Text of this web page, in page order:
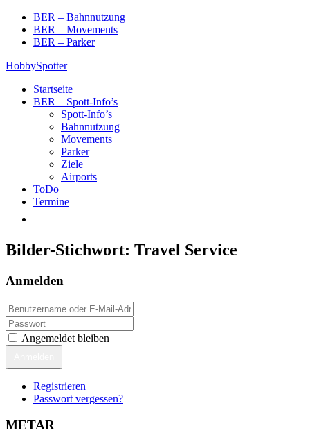
Skip
content
BER – Bahnnutzung
BER – Movements
BER – Parker
HobbySpotter
Startseite
BER – Spott-Info’s
Spott-Info’s
Bahnnutzung
Movements
Parker
Ziele
Airports
ToDo
Termine
Bilder-Stichwort: Travel Service
Anmelden
Angemeldet bleiben
Registrieren
Passwort vergessen?
METAR